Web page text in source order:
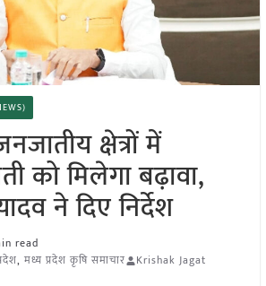
क्षेत्रों में
को मिलेगा बढ़ावा,
ने दिए निर्देश
read
, मध्य प्रदेश कृषि समाचार Krishak Jagat